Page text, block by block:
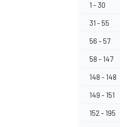
1 - 30
31 - 55
56 - 57
58 - 147
148 - 148
149 - 151
152 - 195